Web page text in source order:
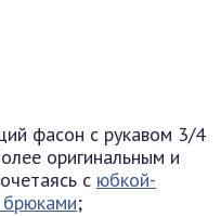
фасон с рукавом 3/4
оригинальным и
с юбкой-
;